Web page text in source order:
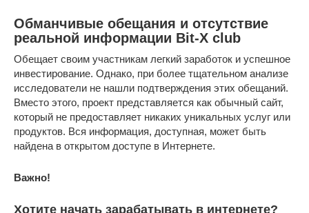
Обманчивые обещания и отсутствие
реальной информации Bit-X club
Обещает своим участникам легкий заработок и успешное
инвестирование. Однако, при более тщательном анализе
исследователи не нашли подтверждения этих обещаний.
Вместо этого, проект представляется как обычный сайт,
который не предоставляет никаких уникальных услуг или
продуктов. Вся информация, доступная, может быть
найдена в открытом доступе в Интернете.
Важно!
Хотите начать зарабатывать в интернете?